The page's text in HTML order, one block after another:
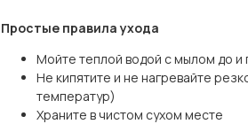
Простые правила ухода
Мойте теплой водой с мылом до и
Не кипятите и не нагревайте
температур)
Храните в чистом сухом месте